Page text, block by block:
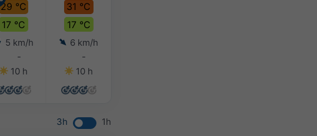
29 °C
17 °C
5 km/h
-
10 h
31 °C
17 °C
6 km/h
-
10 h
3h 1h